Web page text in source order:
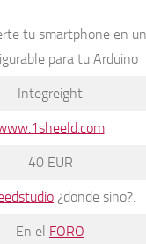
tu smartphone en
para tu Arduino
Integreight
40 EUR
¿donde sino?.
En el FORO